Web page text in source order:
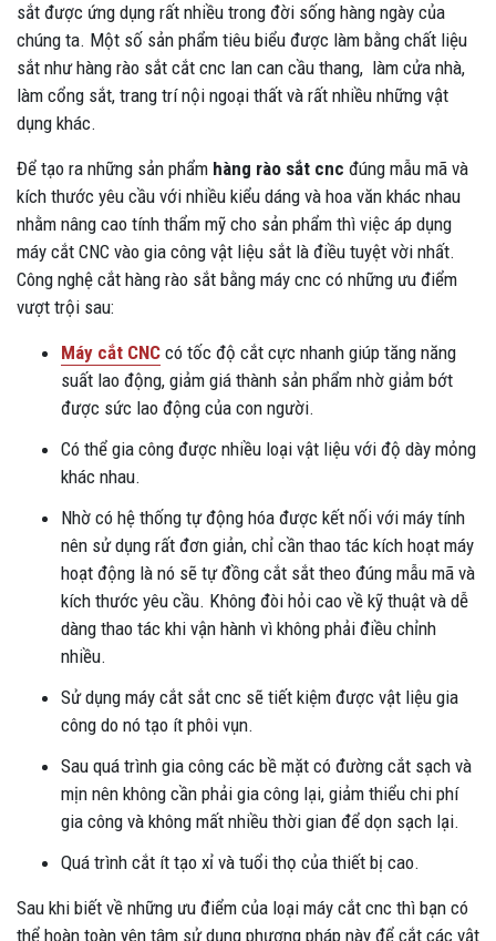
sắt được ứng dụng rất nhiều trong đời sống hàng ngày của
chúng ta. Một số sản phẩm tiêu biểu được làm bằng chất liệu
sắt như hàng rào sắt cắt cnc lan can cầu thang, làm cửa nhà,
làm cổng sắt, trang trí nội ngoại thất và rất nhiều những vật
dụng khác.
Để tạo ra những sản phẩm hàng rào sắt cnc đúng mẫu mã và
kích thước yêu cầu với nhiều kiểu dáng và hoa văn khác nhau
nhằm nâng cao tính thẩm mỹ cho sản phẩm thì việc áp dụng
máy cắt CNC vào gia công vật liệu sắt là điều tuyệt vời nhất.
Công nghệ cắt hàng rào sắt bằng máy cnc có những ưu điểm
vượt trội sau:
Máy cắt CNC có tốc độ cắt cực nhanh giúp tăng năng
suất lao động, giảm giá thành sản phẩm nhờ giảm bớt
được sức lao động của con người.
Có thể gia công được nhiều loại vật liệu với độ dày mỏng
khác nhau.
Nhờ có hệ thống tự động hóa được kết nối với máy tính
nên sử dụng rất đơn giản, chỉ cần thao tác kích hoạt máy
hoạt động là nó sẽ tự đồng cắt sắt theo đúng mẫu mã và
kích thước yêu cầu. Không đòi hỏi cao về kỹ thuật và dễ
dàng thao tác khi vận hành vì không phải điều chỉnh
nhiều.
Sử dụng máy cắt sắt cnc sẽ tiết kiệm được vật liệu gia
công do nó tạo ít phôi vụn.
Sau quá trình gia công các bề mặt có đường cắt sạch và
mịn nên không cần phải gia công lại, giảm thiểu chi phí
gia công và không mất nhiều thời gian để dọn sạch lại.
Quá trình cắt ít tạo xỉ và tuổi thọ của thiết bị cao.
Sau khi biết về những ưu điểm của loại máy cắt cnc thì bạn có
thể hoàn toàn yên tâm sử dụng phương pháp này để cắt các vật